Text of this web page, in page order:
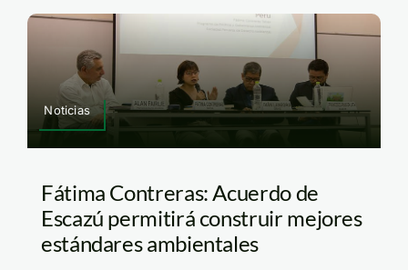
Noticias
Fátima Contreras: Acuerdo de
Escazú permitirá construir mejores
estándares ambientales